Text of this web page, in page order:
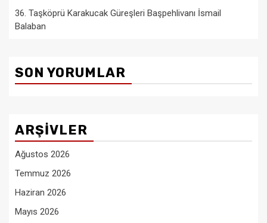
36. Taşköprü Karakucak Güreşleri Başpehlivanı İsmail
Balaban
SON YORUMLAR
ARŞIVLER
Ağustos 2026
Temmuz 2026
Haziran 2026
Mayıs 2026